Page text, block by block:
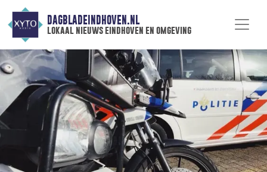
DAGBLADEINDHOVEN.NL
lokaal nieuws eindhoven en omgeving